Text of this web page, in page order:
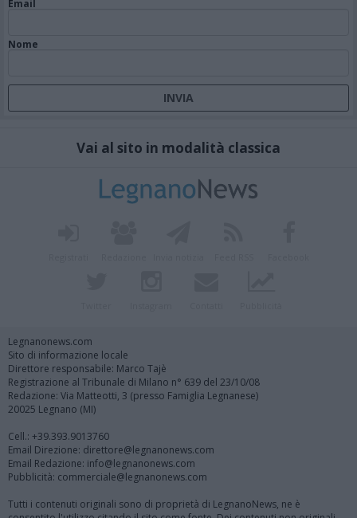
Email
Nome
Vai al sito in modalità classica
Legnanonews.com
Sito di informazione locale
Direttore responsabile: Marco Tajè
Registrazione al Tribunale di Milano n° 639 del 23/10/08
Redazione: Via Matteotti, 3 (presso Famiglia Legnanese)
20025 Legnano (MI)
Cell.: +39.393.9013760
Email Direzione: direttore@legnanonews.com
Email Redazione: info@legnanonews.com
Pubblicità: commerciale@legnanonews.com
Tutti i contenuti originali sono di proprietà di LegnanoNews, ne è